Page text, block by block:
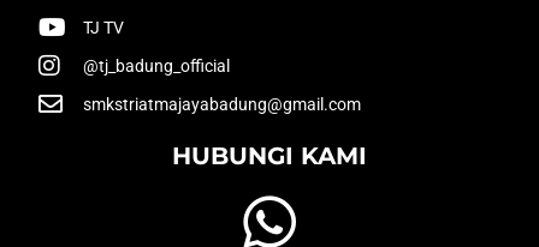
TJ TV
@tj_badung_official
smkstriatmajayabadung@gmail.com
HUBUNGI KAMI